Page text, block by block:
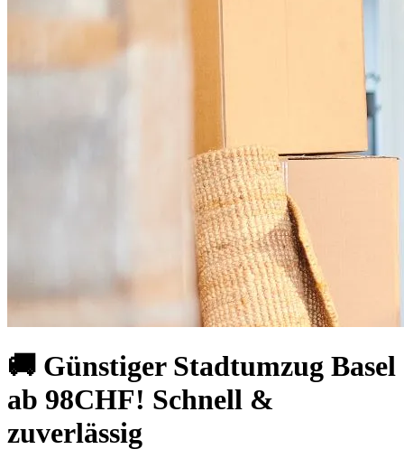
🚚 Günstiger Stadtumzug Basel
ab 98CHF! Schnell &
zuverlässig